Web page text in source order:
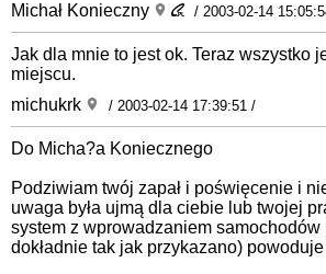
Michał Konieczny
/ 2003-02-14
Jak dla mnie to jest ok. Teraz wszystko
miejscu.
michukrk
/ 2003-02-14 17:39:51 /
Do Micha?a Koniecznego
Podziwiam twój zapał i poświęcenie i
uwaga była ujmą dla ciebie lub twojej
system z wprowadzaniem samochodów
dokładnie tak jak przykazano)